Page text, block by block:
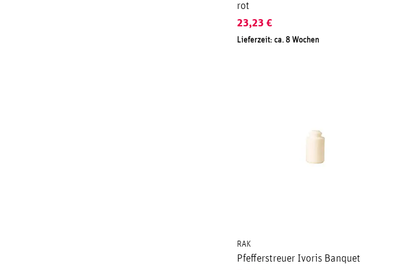
rot
23,23 €
Lieferzeit: ca. 8 Wochen
RAK
Pfefferstreuer Ivoris Banquet